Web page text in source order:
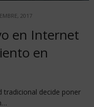
2017
en Internet
en
tradicional decide poner